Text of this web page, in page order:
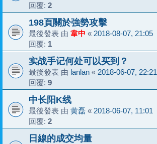
回覆: 2
198頁關於強勢攻擊
最後發表 由 韋中 « 2018-08-07, 21:05
回覆: 1
实战手记何处可以买到？
最後發表 由 lanlan « 2018-06-07, 22:21
回覆: 9
中长阳K线
最後發表 由 黄磊 « 2018-06-07, 11:01
回覆: 2
日線的成交均量